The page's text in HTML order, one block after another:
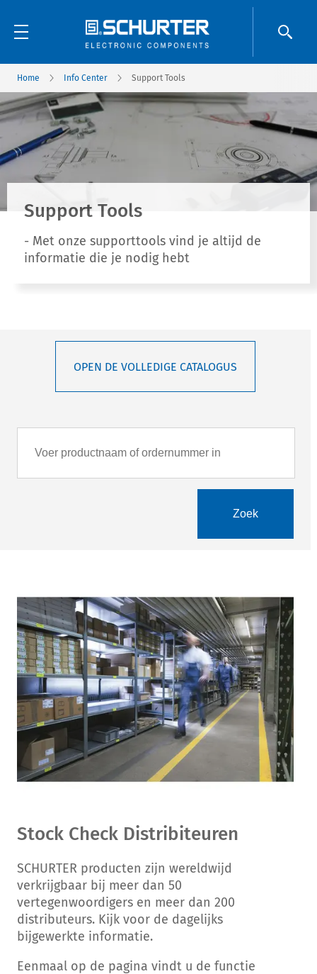
Home Info Center Support Tools
Support Tools
- Met onze supporttools vind je altijd de
informatie die je nodig hebt
OPEN DE VOLLEDIGE CATALOGUS
Zoek
Stock Check Distribiteuren
SCHURTER producten zijn wereldwijd
verkrijgbaar bij meer dan 50
vertegenwoordigers en meer dan 200
distributeurs. Kijk voor de dagelijks
bijgewerkte informatie.
Eenmaal op de pagina vindt u de functie